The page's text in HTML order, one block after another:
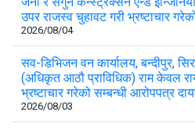
उपर राजस्व चुहावट गरी भ्रष्टाचार
2026/08/04
सव-डिभिजन वन कार्यालय, बन्दीपुर,
(अधिकृत आठौ प्राविधिक) राम केवल
भ्रष्टाचार गरेको सम्बन्धी आरोपपत्र
2026/08/03